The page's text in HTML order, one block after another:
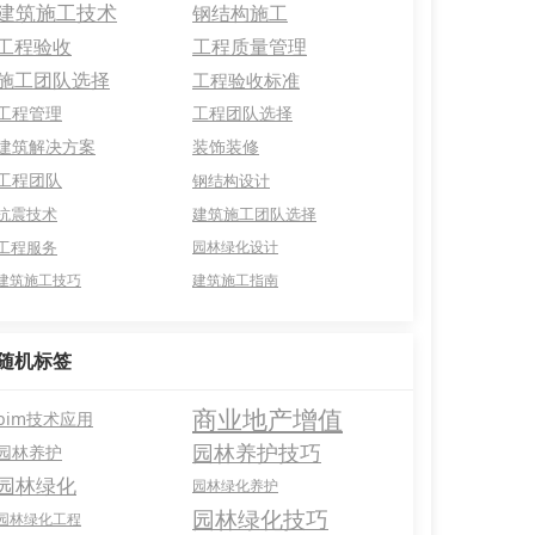
筑施工技术
钢结构施工
程验收
工程质量管理
工团队选择
工程验收标准
程管理
工程团队选择
筑解决方案
装饰装修
程团队
钢结构设计
震技术
建筑施工团队选择
程服务
园林绿化设计
筑施工技巧
建筑施工指南
机标签
技术应用 商业地产增值
林养护 园林养护技巧
林绿化
园林绿化养护
林绿化工程
园林绿化技巧